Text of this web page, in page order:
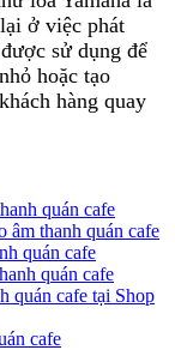
ở việc phát
sử dụng để
hoặc tạo
hàng quay
quán cafe
âm thanh quán cafe
quán cafe
quán cafe
quán cafe tại Shop
cafe